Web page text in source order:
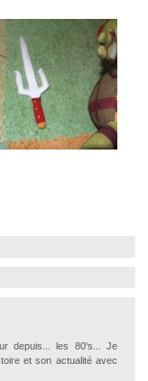
depuis... les 80's... Je
et son actualité avec